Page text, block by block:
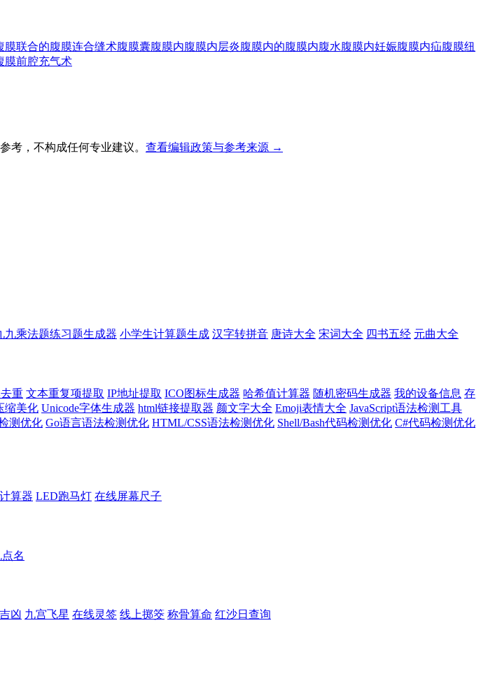
膜联合的腹膜连合缝术腹膜囊腹膜内腹膜内层炎腹膜内的腹膜内腹水腹膜内妊娠腹膜内疝腹膜纽
膜前腔充气术
考，不构成任何专业建议。 查看编辑政策与参考来源 →
九乘法题练习题生成器 小学生计算题生成 汉字转拼音 唐诗大全 宋词大全 四书五经 元曲大全
重 文本重复项提取 IP地址提取 ICO图标生成器 哈希值计算器 随机密码生成器 我的设备信息 存
缩美化 Unicode字体生成器 html链接提取器 颜文字大全 Emoji表情大全 JavaScript语法检测工具
测优化 Go语言语法检测优化 HTML/CSS语法检测优化 Shell/Bash代码检测优化 C#代码检测优化
算器 LED跑马灯 在线屏幕尺子
名
凶 九宫飞星 在线灵签 线上掷筊 称骨算命 红沙日查询